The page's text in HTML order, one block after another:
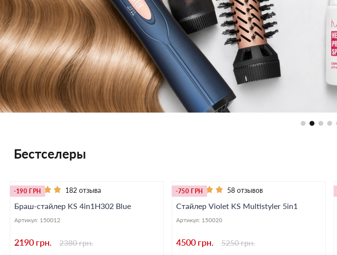
Бестселеры
-190 ГРН 182 отзыва
Браш-стайлер KS 4in1H302 Blue
Артикул: 150012
2190 грн. 2380 грн.
-750 ГРН 58 отзывов
Стайлер Violet KS Multistyler 5in1
Артикул: 150020
4500 грн. 5250 грн.